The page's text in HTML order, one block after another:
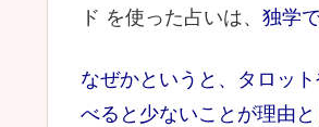
ド を使った占いは、 独学
なぜかというと、タロッ
べると少ないことが理由と